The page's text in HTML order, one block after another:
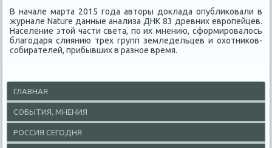
В начале марта 2015 года авторы доклада опубликовали в
журнале Nature данные анализа ДНК 83 древних европейцев.
Население этой части света, по их мнению, сформировалось
благодаря слиянию трех групп земледельцев и охотников-
собирателей, прибывших в разное время.
ГЛАВНАЯ
СОБЫТИЯ, МНЕНИЯ
РОССИЯ СЕГОДНЯ